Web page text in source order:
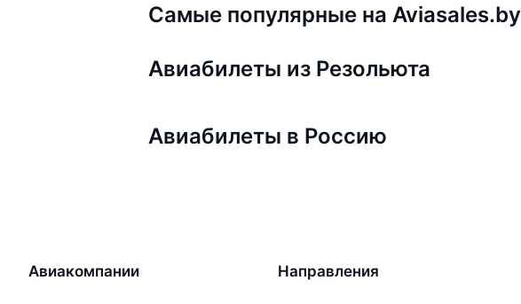
Самые популярные на Aviasales.by
Авиабилеты из Резольюта
Авиабилеты в Россию
Авиакомпании Направления